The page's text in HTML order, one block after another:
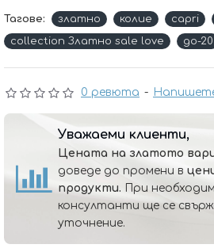
0 ревюта -
Тагове: златно колие capri
collection Златно sale love
до-20
Уважаеми клиенти,
Цената на златото
доведе до промени в
продукти. При
консултанти ще се
уточнение.